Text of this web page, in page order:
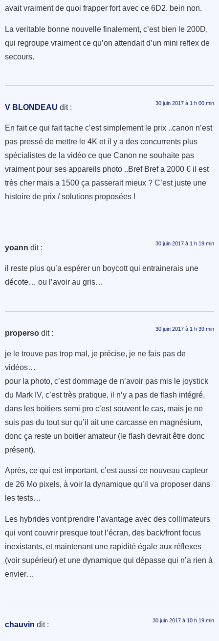
avait vraiment de quoi frapper fort avec ce 6D2. bein non.
La veritable bonne nouvelle finalement, c’est bien le 200D,
qui regroupe vraiment ce qu’on attendait d’un mini reflex de
secours.
V BLONDEAU dit : 30 juin 2017 à 1 h 00 min
En fait ce qui fait tache c’est simplement le prix ..canon n’est
pas pressé de mettre le 4K et il y a des concurrents plus
spécialistes de la vidéo ce que Canon ne souhaite pas
vraiment pour ses appareils photo ..Bref Bref a 2000 € il est
très cher mais a 1500 ça passerait mieux ? C’est juste une
histoire de prix / solutions proposées !
yoann dit : 30 juin 2017 à 1 h 19 min
il reste plus qu’a espérer un boycott qui entrainerais une
décote… ou l’avoir au gris…
properso dit : 30 juin 2017 à 1 h 39 min
je le trouve pas trop mal, je précise, je ne fais pas de
vidéos…
pour la photo, c’est dommage de n’avoir pas mis le joystick
du Mark IV, c’est très pratique, il n’y a pas de flash intégré,
dans les boitiers semi pro c’est souvent le cas, mais je ne
suis pas du tout sur qu’il ait une carcasse en magnésium,
donc ça reste un boitier amateur (le flash devrait être donc
présent).
Après, ce qui est important, c’est aussi ce nouveau capteur
de 26 Mo pixels, à voir la dynamique qu’il va proposer dans
les tests…
Les hybrides vont prendre l’avantage avec des collimateurs
qui vont couvrir presque tout l’écran, des back/front focus
inexistants, et maintenant une rapidité égale aux réflexes
(voir supérieur) et une dynamique qui dépasse qui n’a rien à
envier…
chauvin dit : 30 juin 2017 à 10 h 19 min